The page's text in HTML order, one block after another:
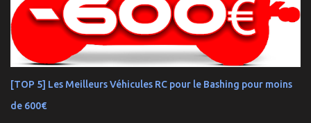
titres de champion du monde — le NEO 4.0 est conçu pour la
performance pure. Que vous soyez débutant ou mordu confirmé ,
ce buggy offre une prise en main rapide , une construction robuste
et une conduite précise , aussi bien sur piste que sur terrain
assemblé Moteur thermique KE21SP avec lanceur manuel
Électronique installée Carrosserie peinte et décorée Radio à volant
[TOP 5] Les Meilleurs Véhicules RC pour le Bashing pour moins
de 600€